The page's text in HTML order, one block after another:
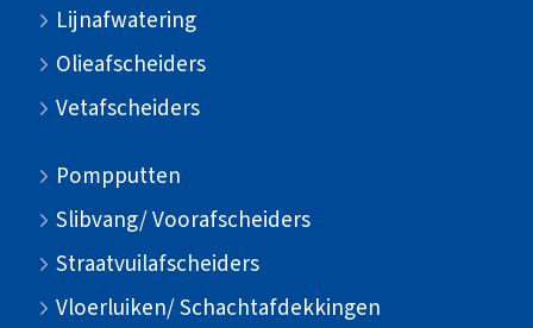
Lijnafwatering
Olieafscheiders
Vetafscheiders
Pompputten
Slibvang/ Voorafscheiders
Straatvuilafscheiders
Vloerluiken/ Schachtafdekkingen